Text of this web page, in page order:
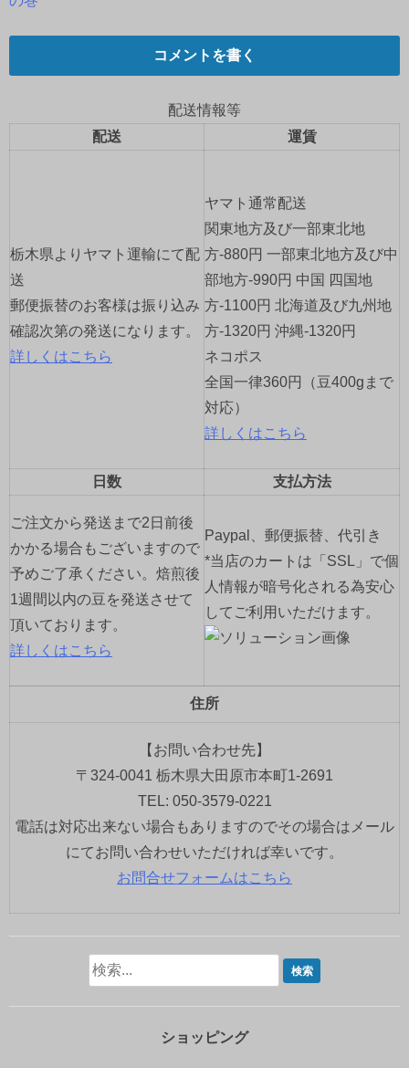
ナ
ー
ン
コメントを書く
配送情報等
配送
運賃
栃木県よりヤマト運輸にて配
送
郵便振替のお客様は振り込み
確認次第の発送になります。
詳しくはこちら
ヤマト通常配送
関東地方及び一部東北地
方-880円 一部東北地方及び中
部地方-990円 中国 四国地
方-1100円 北海道及び九州地
方-1320円 沖縄-1320円
ネコポス
全国一律360円（豆400gまで
対応）
詳しくはこちら
日数 支払方法
ご注文から発送まで2日前後
かかる場合もございますので
予めご了承ください。焙煎後
1週間以内の豆を発送させて
頂いております。
詳しくはこちら
Paypal、郵便振替、代引き
*当店のカートは「SSL」で個
人情報が暗号化される為安心
してご利用いただけます。
住所
【お問い合わせ先】
〒324-0041 栃木県大田原市本町1-2691
TEL: 050-3579-0221
電話は対応出来ない場合もありますのでその場合はメール
にてお問い合わせいただければ幸いです。
お問合せフォームはこちら
ショッピング